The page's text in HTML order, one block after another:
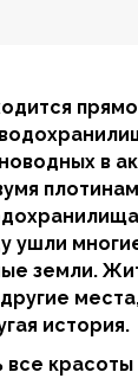
в
ушли
земли.
история.
все красоты